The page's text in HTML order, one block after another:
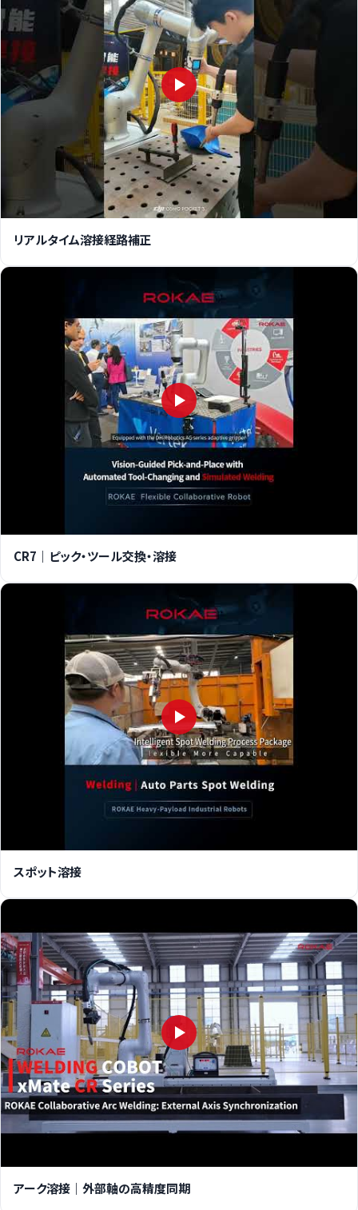
リアルタイム溶接経路補正
CR7｜ピック・ツール交換・溶接
スポット溶接
アーク溶接｜外部軸の高精度同期